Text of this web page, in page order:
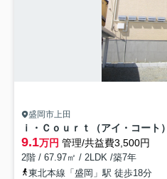
盛岡市上田
ｉ・Ｃｏｕｒｔ（アイ・コート
9.1万円 管理/共益費3,500円
2階 / 67.97㎡ / 2LDK /築7年
東北本線「盛岡」駅 徒歩18分